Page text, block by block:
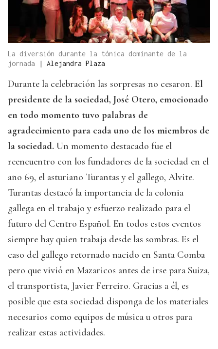
La diversión durante la tónica dominante de la
jornada
| Alejandra Plaza
Durante la celebración las sorpresas no cesaron. El
presidente de la sociedad, José Otero, emocionado
en todo momento tuvo palabras de
agradecimiento para cada uno de los miembros de
la sociedad. Un momento destacado fue el
reencuentro con los fundadores de la sociedad en el
año 69, el asturiano Turantas y el gallego, Alvite.
Turantas destacó la importancia de la colonia
gallega en el trabajo y esfuerzo realizado para el
futuro del Centro Español. En todos estos eventos
siempre hay quien trabaja desde las sombras. Es el
caso del gallego retornado nacido en Santa Comba
pero que vivió en Mazaricos antes de irse para Suiza,
el transportista, Javier Ferreiro. Gracias a él, es
posible que esta sociedad disponga de los materiales
necesarios como equipos de música u otros para
realizar estas actividades.